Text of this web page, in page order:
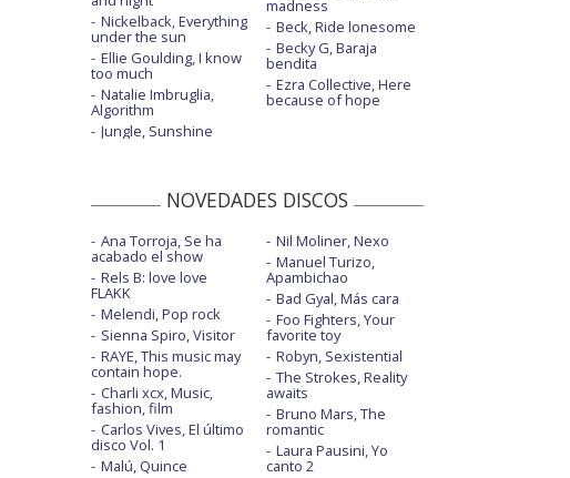
Nickelback, Everything
under the sun
Ellie Goulding, I know
too much
Natalie Imbruglia,
Algorithm
Jungle, Sunshine
madness
Beck, Ride lonesome
Becky G, Baraja
bendita
Ezra Collective, Here
because of hope
NOVEDADES DISCOS
Ana Torroja, Se ha
acabado el show
Rels B: love love
FLAKK
Melendi, Pop rock
Sienna Spiro, Visitor
RAYE, This music may
contain hope.
Charli xcx, Music,
fashion, film
Carlos Vives, El último
disco Vol. 1
Malú, Quince
Nil Moliner, Nexo
Manuel Turizo,
Apambichao
Bad Gyal, Más cara
Foo Fighters, Your
favorite toy
Robyn, Sexistential
The Strokes, Reality
awaits
Bruno Mars, The
romantic
Laura Pausini, Yo
canto 2